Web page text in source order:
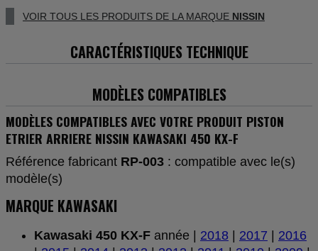
VOIR TOUS LES PRODUITS DE LA MARQUE NISSIN
CARACTÉRISTIQUES TECHNIQUE
MODÈLES COMPATIBLES
MODÈLES COMPATIBLES AVEC VOTRE PRODUIT PISTON
ETRIER ARRIERE NISSIN KAWASAKI 450 KX-F
Référence fabricant RP-003 : compatible avec le(s)
modèle(s)
MARQUE KAWASAKI
Kawasaki 450 KX-F année | 2018 2017
2016